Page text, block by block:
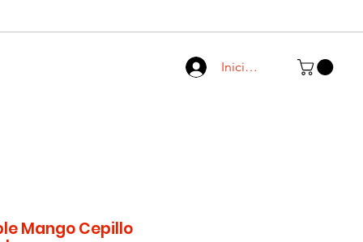
Iniciar sesión
Mango Cepillo